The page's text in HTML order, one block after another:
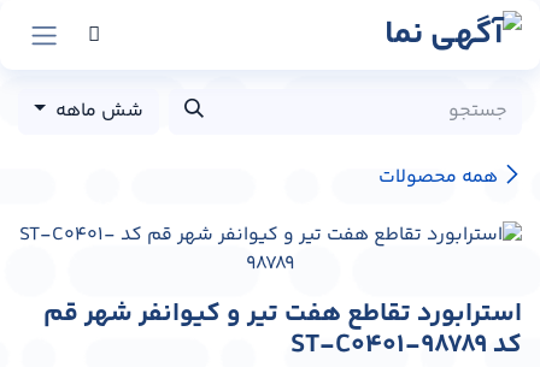
پرش به محتوا
همه محصولات
شش ماهه
استرابورد تقاطع هفت تیر و کیوانفر شهر قم
کد ST-C0401-98789